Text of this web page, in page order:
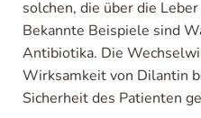
solchen, die über die
Bekannte Beispiele sind
Antibiotika. Die
Wirksamkeit von Dilantin
Sicherheit des Patienten